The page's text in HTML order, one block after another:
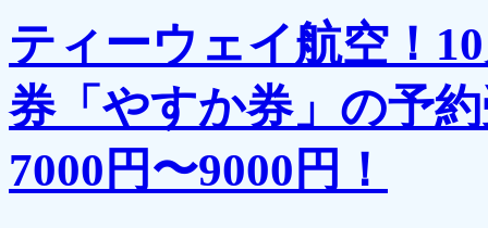
ティーウェイ航空！
券「やすか券」の予
7000円〜9000円！